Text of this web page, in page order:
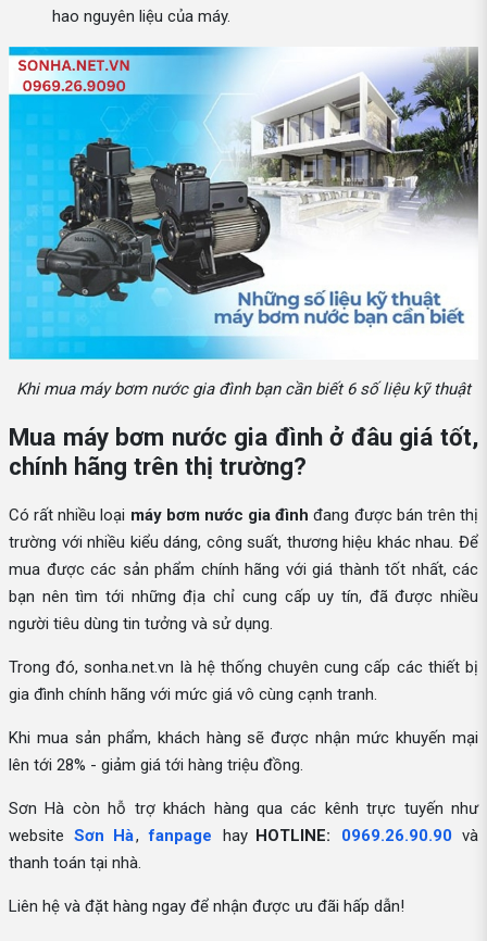
hao nguyên liệu của máy.
Khi mua máy bơm nước gia đình bạn cần biết 6 số liệu kỹ thuật
Mua máy bơm nước gia đình ở đâu giá tốt,
chính hãng trên thị trường?
Có rất nhiều loại máy bơm nước gia đình đang được bán trên thị
trường với nhiều kiểu dáng, công suất, thương hiệu khác nhau. Để
mua được các sản phẩm chính hãng với giá thành tốt nhất, các
bạn nên tìm tới những địa chỉ cung cấp uy tín, đã được nhiều
người tiêu dùng tin tưởng và sử dụng.
Trong đó, sonha.net.vn là hệ thống chuyên cung cấp các thiết bị
gia đình chính hãng với mức giá vô cùng cạnh tranh.
Khi mua sản phẩm, khách hàng sẽ được nhận mức khuyến mại
lên tới 28% - giảm giá tới hàng triệu đồng.
Sơn Hà còn hỗ trợ khách hàng qua các kênh trực tuyến như
website Sơn Hà, fanpage hay HOTLINE: 0969.26.90.90 và
thanh toán tại nhà.
Liên hệ và đặt hàng ngay để nhận được ưu đãi hấp dẫn!